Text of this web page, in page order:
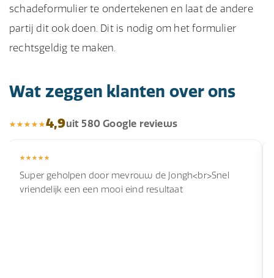
schadeformulier te ondertekenen en laat de andere
partij dit ook doen. Dit is nodig om het formulier
rechtsgeldig te maken.
Wat zeggen klanten over ons
4,9uit 580 Google reviews
Super geholpen door mevrouw de Jongh<br>Snel
vriendelijk een een mooi eind resultaat